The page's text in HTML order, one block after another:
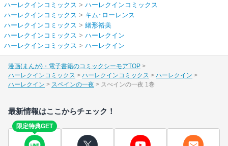
ハーレクインコミックス > ハーレクインコミックス
ハーレクインコミックス > キム･ローレンス
ハーレクインコミックス > 緒形裕美
ハーレクインコミックス > ハーレクイン
ハーレクインコミックス > ハーレクイン
漫画(まんが)・電子書籍のコミックシーモアTOP
ハーレクインコミックス
ハーレクインコミックス
ハーレクイン
ハーレクイン
スペインの一夜 スぺインの一夜 1巻
最新情報はここからチェック！
限定特典GET